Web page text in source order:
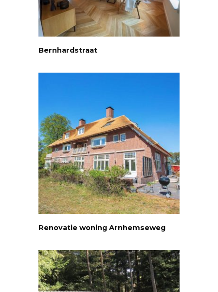
Bernhardstraat
Renovatie woning Arnhemseweg